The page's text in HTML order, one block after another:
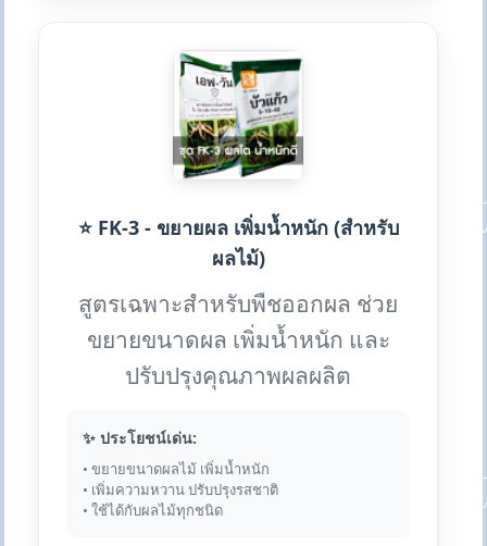
⭐ FK-3 - ขยายผล เพิ่มน้ำหนัก (สำหรับ
ผลไม้)
สูตรเฉพาะสำหรับพืชออกผล ช่วย
ขยายขนาดผล เพิ่มน้ำหนัก และ
ปรับปรุงคุณภาพผลผลิต
✨ ประโยชน์เด่น:
• ขยายขนาดผลไม้ เพิ่มน้ำหนัก
• เพิ่มความหวาน ปรับปรุงรสชาติ
• ใช้ได้กับผลไม้ทุกชนิด